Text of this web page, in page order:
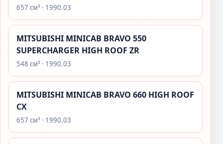
657 см³ · 1990.03
MITSUBISHI MINICAB BRAVO 550
SUPERCHARGER HIGH ROOF ZR
548 см³ · 1990.03
MITSUBISHI MINICAB BRAVO 660 HIGH ROOF
CX
657 см³ · 1990.03